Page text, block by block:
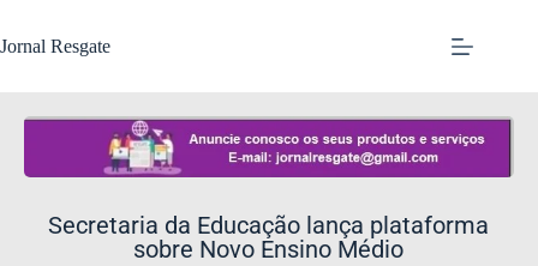
Jornal Resgate
Secretaria da Educação lança plataforma
sobre Novo Ensino Médio